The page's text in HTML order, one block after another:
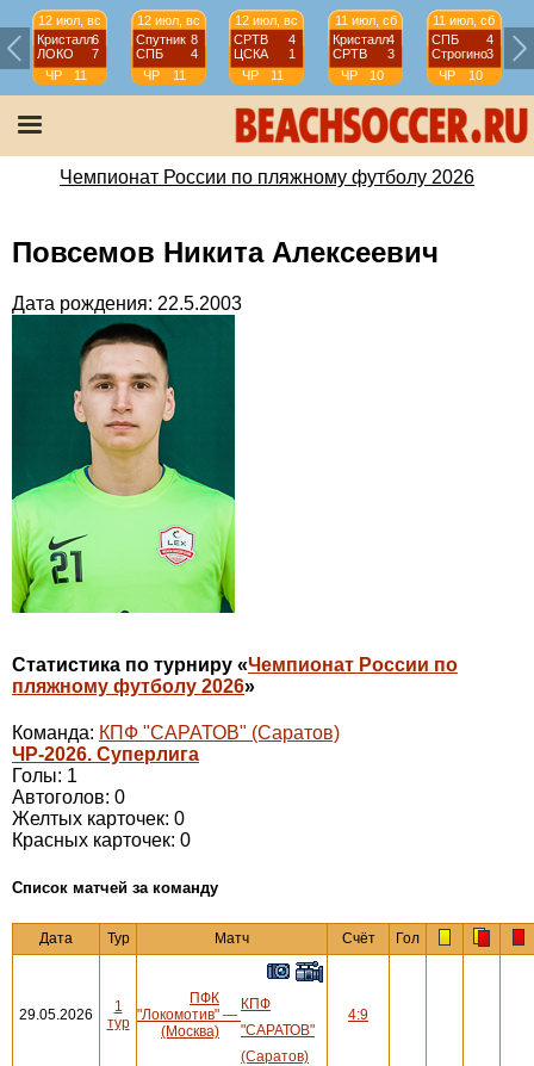
12 июл, вс
Кристалл6
ЛОКО
7
ЧР
11
тур
12 июл, вс
Спутник 8
СПБ
4
ЧР
11
тур
12 июл, вс
СРТВ
4
ЦСКА
1
ЧР
11
тур
11 июл, сб
Кристалл4
СРТВ
3
ЧР
10
тур
11 июл, сб
СПБ
4
Строгино3
ЧР
10
тур
Чемпионат России по пляжному футболу 2026
Повсемов Никита Алексеевич
Дата рождения: 22.5.2003
Статистика по турниру «Чемпионат России по
пляжному футболу 2026»
Команда: КПФ "САРАТОВ" (Саратов)
ЧР-2026. Суперлига
Голы: 1
Автоголов: 0
Желтых карточек: 0
Красных карточек: 0
Cписок матчей за команду
Дата Тур Матч Счёт Гол
29.05.2026
1
тур
ПФК
"Локомотив"
(Москва)
—
КПФ
"САРАТОВ"
(Саратов)
4:9